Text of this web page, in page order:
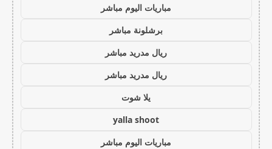
مباريات اليوم مباشر
برشلونة مباشر
ريال مدريد مباشر
ريال مدريد مباشر
يلا شوت
yalla shoot
مباريات اليوم مباشر